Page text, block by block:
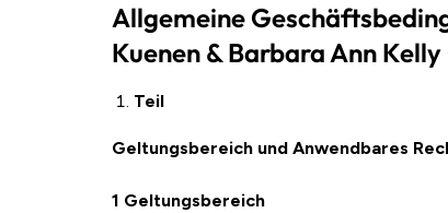
Allgemeine
Kuenen & Barbara Ann Kelly
Teil
Geltungsbereich und Anwendbares
1 Geltungsbereich